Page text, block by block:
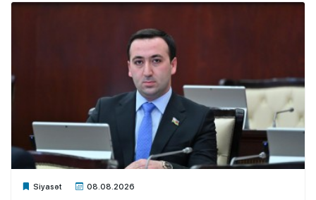
Siyasət 08.08.2026
Xalq.Online